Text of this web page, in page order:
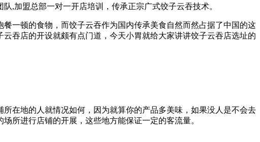
,加盟总部一对一开店培训，传承正宗广式饺子云吞技术。
一顿的食物，而饺子云吞作为国内传承美食自然而然占据了中国的这
吞店的开设就颇有点门道，今天小胃就给大家讲讲饺子云吞店选址的
在地的人就情况如何，因为就算你的产品多美味，如果没人是不会去
所进行店铺的开展，这些地方能保证一定的客流量。